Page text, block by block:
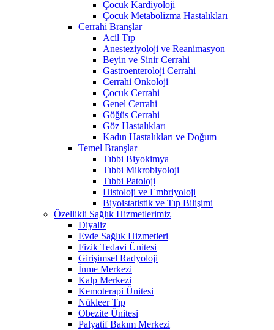
Çocuk Kardiyoloji
Çocuk Metabolizma Hastalıkları
Cerrahi Branşlar
Acil Tıp
Anesteziyoloji ve Reanimasyon
Beyin ve Sinir Cerrahi
Gastroenteroloji Cerrahi
Cerrahi Onkoloji
Çocuk Cerrahi
Genel Cerrahi
Göğüs Cerrahi
Göz Hastalıkları
Kadın Hastalıkları ve Doğum
Temel Branşlar
Tıbbi Biyokimya
Tıbbi Mikrobiyoloji
Tıbbi Patoloji
Histoloji ve Embriyoloji
Biyoistatistik ve Tıp Bilişimi
Özellikli Sağlık Hizmetlerimiz
Diyaliz
Evde Sağlık Hizmetleri
Fizik Tedavi Ünitesi
Girişimsel Radyoloji
İnme Merkezi
Kalp Merkezi
Kemoterapi Ünitesi
Nükleer Tıp
Obezite Ünitesi
Palyatif Bakım Merkezi